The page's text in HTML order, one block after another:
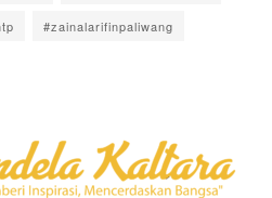
#zainalarifinpaliwang